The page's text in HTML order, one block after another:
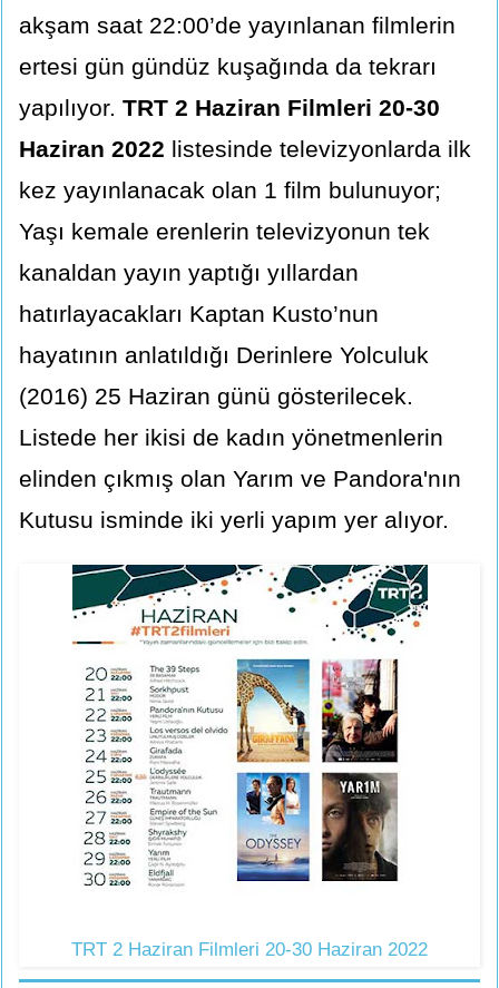
akşam saat 22:00’de yayınlanan filmlerin
ertesi gün gündüz kuşağında da tekrarı
yapılıyor. TRT 2 Haziran Filmleri 20-30
Haziran 2022 listesinde televizyonlarda ilk
kez yayınlanacak olan 1 film bulunuyor;
Yaşı kemale erenlerin televizyonun tek
kanaldan yayın yaptığı yıllardan
hatırlayacakları Kaptan Kusto’nun
hayatının anlatıldığı Derinlere Yolculuk
(2016) 25 Haziran günü gösterilecek.
Listede her ikisi de kadın yönetmenlerin
elinden çıkmış olan Yarım ve Pandora'nın
Kutusu isminde iki yerli yapım yer alıyor.
TRT 2 Haziran Filmleri 20-30 Haziran 2022